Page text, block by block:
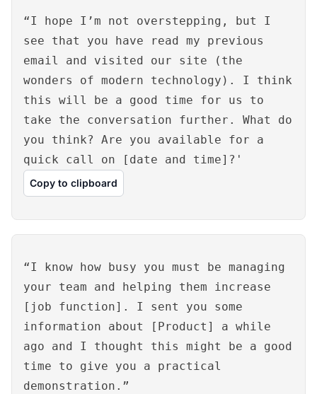
“I hope I’m not overstepping, but I
see that you have read my previous
email and visited our site (the
wonders of modern technology). I think
this will be a good time for us to
take the conversation further. What do
you think? Are you available for a
quick call on [date and time]?'
Copy to clipboard
“I know how busy you must be managing
your team and helping them increase
[job function]. I sent you some
information about [Product] a while
ago and I thought this might be a good
time to give you a practical
demonstration.”